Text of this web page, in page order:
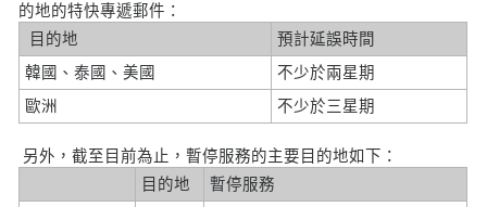
的地的特快專遞郵件：
目的地
預計延誤時間
韓國、泰國、美國
不少於兩星期
歐洲
不少於三星期
另外，截至目前為止，暫停服務的主要目的地如下：
目的地
暫停服務